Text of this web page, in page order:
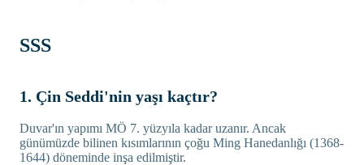
SSS
1. Çin Seddi'nin yaşı kaçtır?
Duvar'ın yapımı MÖ 7. yüzyıla kadar uzanır. Ancak
günümüzde bilinen kısımlarının çoğu Ming Hanedanlığı (1368-
1644) döneminde inşa edilmiştir.